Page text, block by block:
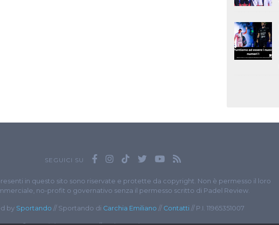
SEGUICI SU
in questo sito sono riservate e protette da copyright. Non è permesso il loro
no-profit o governativo senza il permesso scritto di Padel Review.
by Sportando // Sportando di Carchia Emiliano // Contatti // P.I. 11965351007